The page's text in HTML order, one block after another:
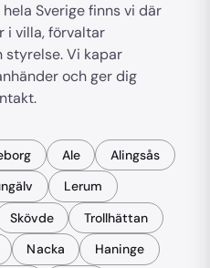
Sverige finns vi där
i villa, förvaltar
Vi kapar
och ger dig
Ale
Alingsås
Lerum
Skövde
Trollhättan
Nacka
Haninge